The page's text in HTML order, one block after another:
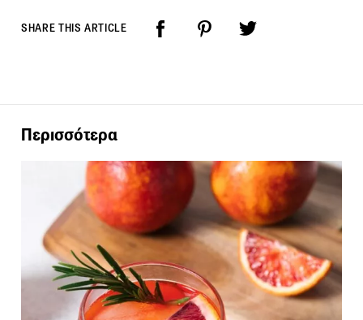
SHARE THIS ARTICLE
Περισσότερα